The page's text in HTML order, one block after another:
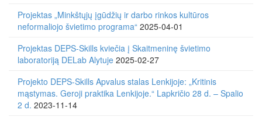
Projektas „Minkštųjų įgūdžių ir darbo rinkos kultūros
neformaliojo švietimo programa“ 2025-04-01
Projektas DEPS-Skills kviečia į Skaitmeninę švietimo
laboratoriją DELab Alytuje 2025-02-27
Projekto DEPS-Skills Apvalus stalas Lenkijoje: „Kritinis
mąstymas. Geroji praktika Lenkijoje.“ Lapkričio 28 d. – Spalio
2 d. 2023-11-14